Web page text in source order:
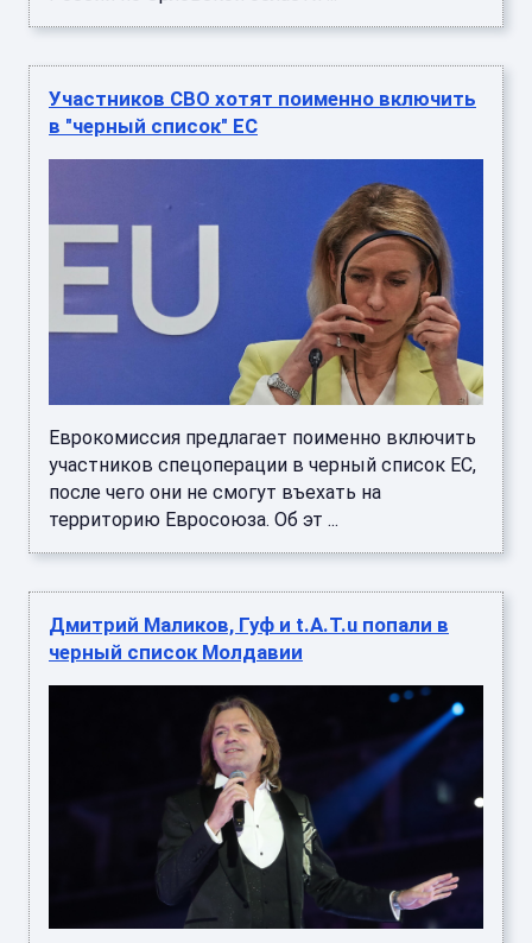
Участников СВО хотят поименно включить
в "черный список" ЕС
Еврокомиссия предлагает поименно включить
участников спецоперации в черный список ЕС,
после чего они не смогут въехать на
территорию Евросоюза. Об эт ...
Дмитрий Маликов, Гуф и t.A.T.u попали в
черный список Молдавии